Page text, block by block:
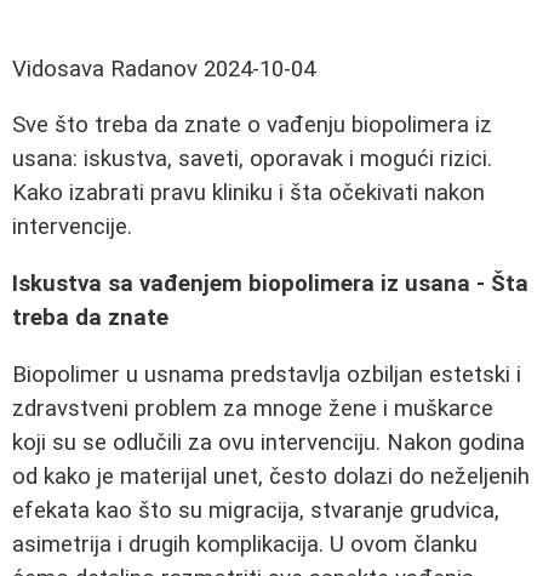
Vidosava Radanov 2024-10-04
Sve što treba da znate o vađenju biopolimera iz
usana: iskustva, saveti, oporavak i mogući rizici.
Kako izabrati pravu kliniku i šta očekivati nakon
intervencije.
Iskustva sa vađenjem biopolimera iz usana - Šta
treba da znate
Biopolimer u usnama predstavlja ozbiljan estetski i
zdravstveni problem za mnoge žene i muškarce
koji su se odlučili za ovu intervenciju. Nakon godina
od kako je materijal unet, često dolazi do neželjenih
efekata kao što su migracija, stvaranje grudvica,
asimetrija i drugih komplikacija. U ovom članku